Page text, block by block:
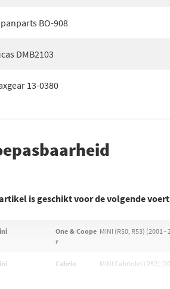
BO-908
DMB2103
13-0380
is geschikt voor de volgende
One & Coope
r
MINI (R50, R53) (2001 -
Cabrio MINI Cabriolet (R52)